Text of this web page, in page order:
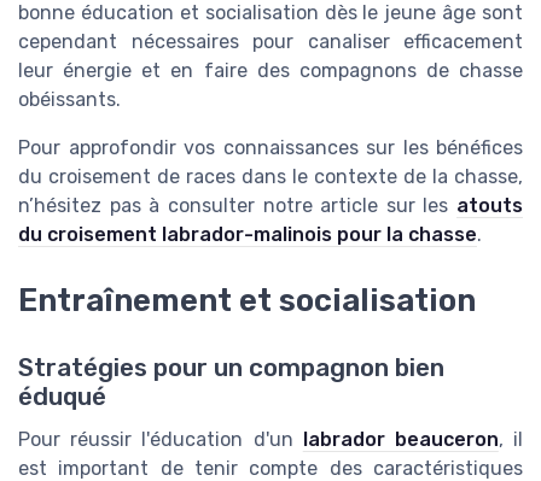
bonne éducation et socialisation dès le jeune âge sont
cependant nécessaires pour canaliser efficacement
leur énergie et en faire des compagnons de chasse
obéissants.
Pour approfondir vos connaissances sur les bénéfices
du croisement de races dans le contexte de la chasse,
n’hésitez pas à consulter notre article sur les atouts
du croisement labrador-malinois pour la chasse.
Entraînement et socialisation
Stratégies pour un compagnon bien
éduqué
Pour réussir l'éducation d'un labrador beauceron, il
est important de tenir compte des caractéristiques